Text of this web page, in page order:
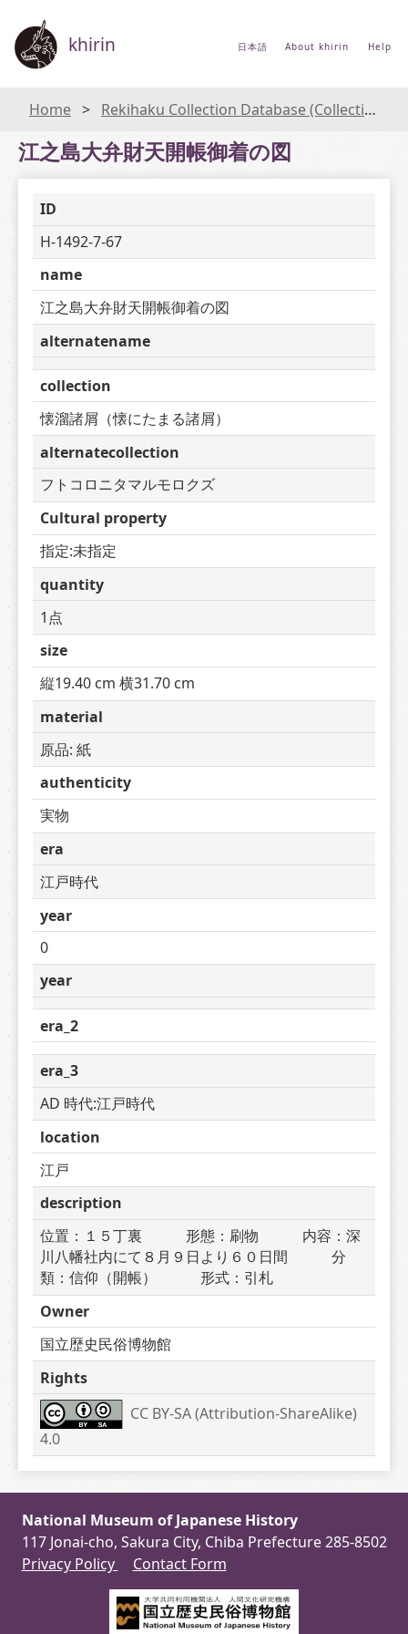
khirin 日本語 About khirin Help
Home Rekihaku Collection Database (Collections Database of the National Museum of Japanese History)
江之島大弁財天開帳御着の図
ID
H-1492-7-67
name
江之島大弁財天開帳御着の図
alternatename
collection
懐溜諸屑（懐にたまる諸屑）
alternatecollection
フトコロニタマルモロクズ
Cultural property
指定:未指定
quantity
1点
size
縦19.40 cm 横31.70 cm
material
原品: 紙
authenticity
実物
era
江戸時代
year
0
year
era_2
era_3
AD 時代:江戸時代
location
江戸
description
位置：１５丁裏　　　形態：刷物　　　内容：深
川八幡社内にて８月９日より６０日間　　　分
類：信仰（開帳）　　　形式：引札
Owner
国立歴史民俗博物館
Rights
CC BY-SA (Attribution-ShareAlike)
4.0
National Museum of Japanese History
117 Jonai-cho, Sakura City, Chiba Prefecture 285-8502
Privacy Policy
Contact Form